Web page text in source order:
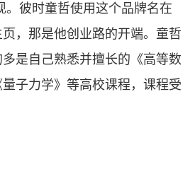
。彼时童哲使用这个品牌名在
，那是他创业路的开端。童哲
是自己熟悉并擅长的《高等数
子力学》等高校课程，课程受